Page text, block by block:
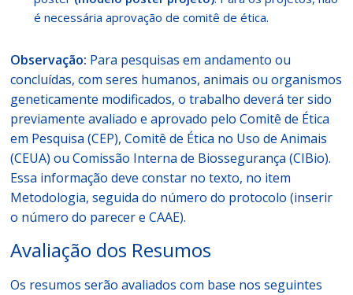
é necessária aprovação de comitê de ética.
Observação: Para pesquisas em andamento ou
concluídas, com seres humanos, animais ou organismos
geneticamente modificados, o trabalho deverá ter sido
previamente avaliado e aprovado pelo Comitê de Ética
em Pesquisa (CEP), Comitê de Ética no Uso de Animais
(CEUA) ou Comissão Interna de Biossegurança (CIBio).
Essa informação deve constar no texto, no item
Metodologia, seguida do número do protocolo (inserir
o número do parecer e CAAE).
Avaliação dos Resumos
Os resumos serão avaliados com base nos seguintes